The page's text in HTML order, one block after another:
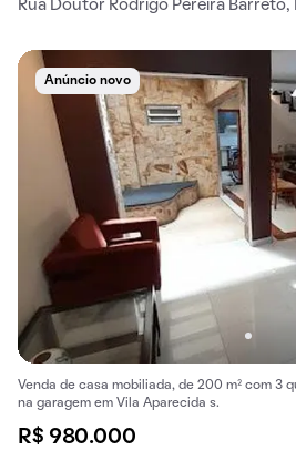
Rua Doutor Rodrigo Pereira Barreto,
Anúncio novo
Venda de casa mobiliada, de 200 m² com 3
na garagem em Vila Aparecida s.
R$ 980.000